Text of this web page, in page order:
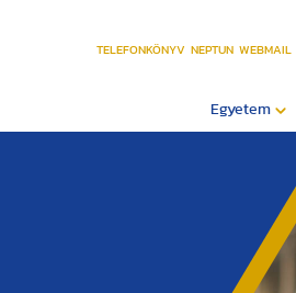
TELEFONKÖNYV NEPTUN WEBMAIL
Egyetem